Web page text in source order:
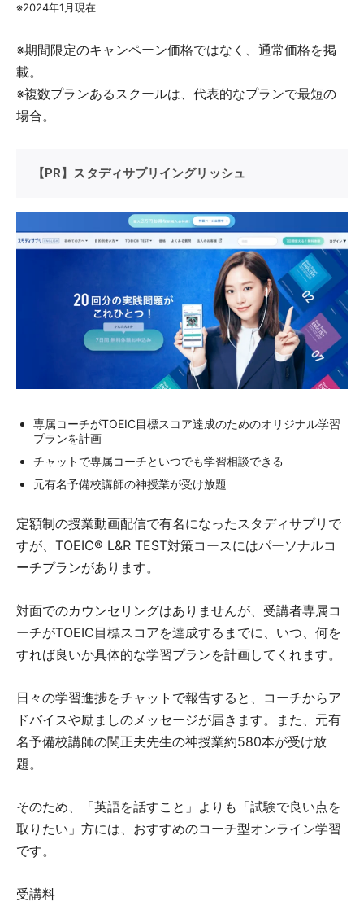
※2024年1月現在
※期間限定のキャンペーン価格ではなく、通常価格を掲
載。
※複数プランあるスクールは、代表的なプランで最短の
場合。
【PR】スタディサプリイングリッシュ
専属コーチがTOEIC目標スコア達成のためのオリジナル学習
プランを計画
チャットで専属コーチといつでも学習相談できる
元有名予備校講師の神授業が受け放題
定額制の授業動画配信で有名になったスタディサプリで
すが、TOEIC® L&R TEST対策コースにはパーソナルコ
ーチプランがあります。
対面でのカウンセリングはありませんが、受講者専属コ
ーチがTOEIC目標スコアを達成するまでに、いつ、何を
すれば良いか具体的な学習プランを計画してくれます。
日々の学習進捗をチャットで報告すると、コーチからア
ドバイスや励ましのメッセージが届きます。また、元有
名予備校講師の関正夫先生の神授業約580本が受け放
題。
そのため、「英語を話すこと」よりも「試験で良い点を
取りたい」方には、おすすめのコーチ型オンライン学習
です。
受講料